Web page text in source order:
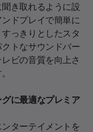
き取れるように設
ドプレイで簡単に
っきりとしたスタ
トなサウンドバー
ビの音質を向上さ
に最適なプレミア
ターテイメントを